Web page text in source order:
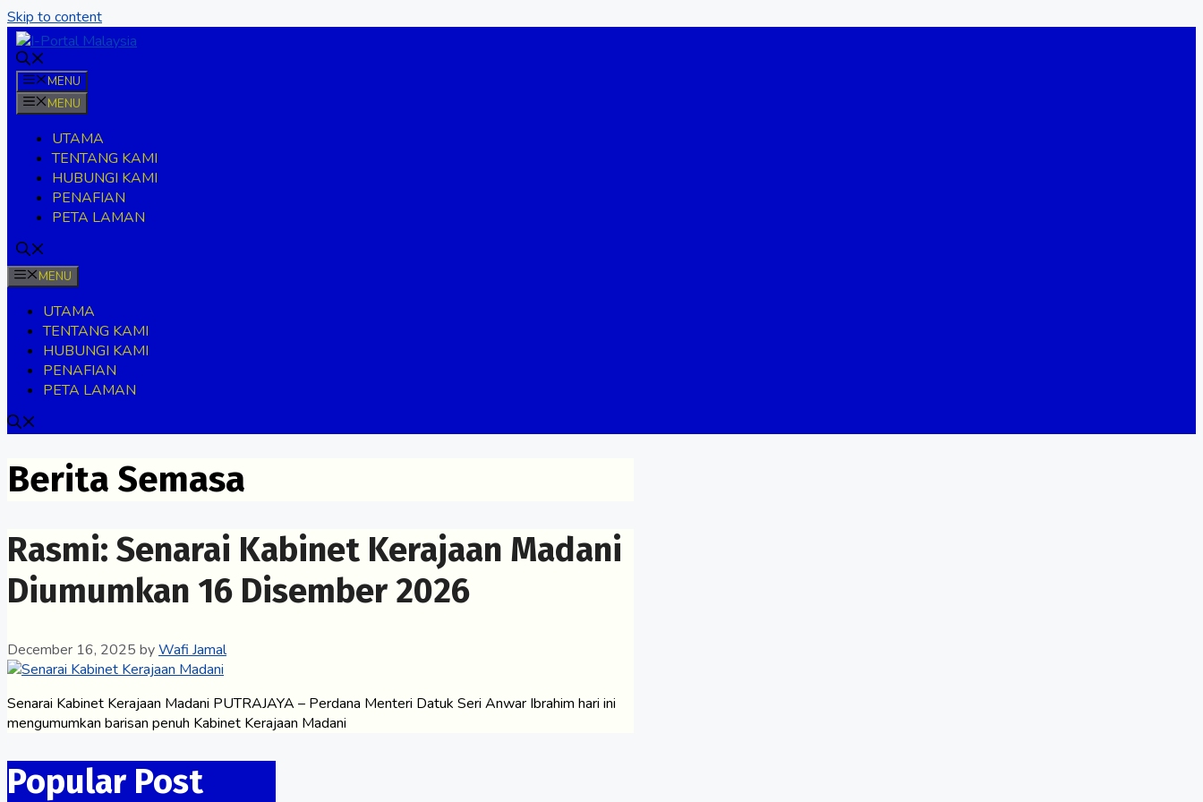
Skip to content
MENU
MENU
UTAMA
TENTANG KAMI
HUBUNGI KAMI
PENAFIAN
PETA LAMAN
MENU
UTAMA
TENTANG KAMI
HUBUNGI KAMI
PENAFIAN
PETA LAMAN
Berita Semasa
Rasmi: Senarai Kabinet Kerajaan Madani
Diumumkan 16 Disember 2026
December 16, 2025 byWafi Jamal
Senarai Kabinet Kerajaan Madani PUTRAJAYA – Perdana Menteri Datuk Seri Anwar Ibrahim hari ini
mengumumkan barisan penuh Kabinet Kerajaan Madani
Popular Post